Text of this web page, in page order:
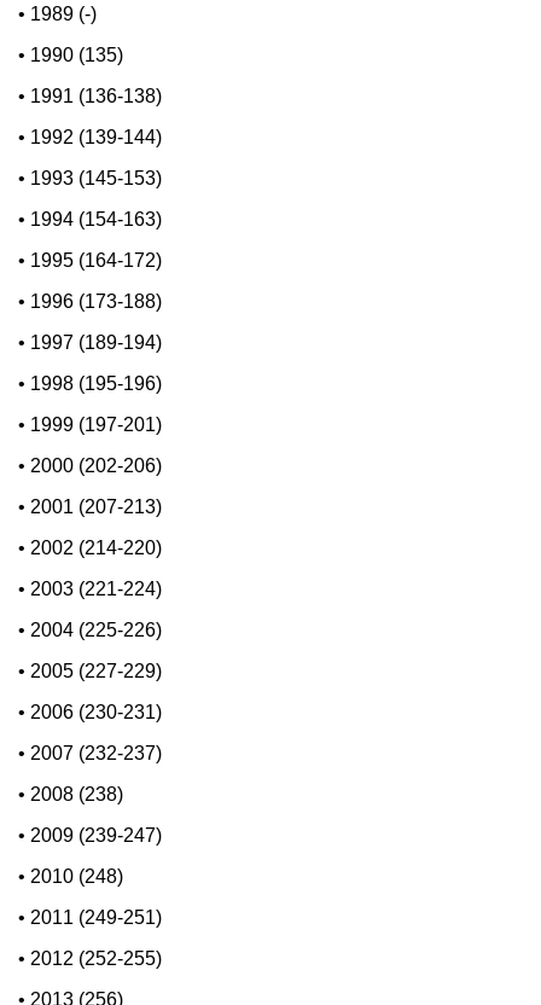
• 1989 (-)
• 1990 (135)
• 1991 (136-138)
• 1992 (139-144)
• 1993 (145-153)
• 1994 (154-163)
• 1995 (164-172)
• 1996 (173-188)
• 1997 (189-194)
• 1998 (195-196)
• 1999 (197-201)
• 2000 (202-206)
• 2001 (207-213)
• 2002 (214-220)
• 2003 (221-224)
• 2004 (225-226)
• 2005 (227-229)
• 2006 (230-231)
• 2007 (232-237)
• 2008 (238)
• 2009 (239-247)
• 2010 (248)
• 2011 (249-251)
• 2012 (252-255)
• 2013 (256)